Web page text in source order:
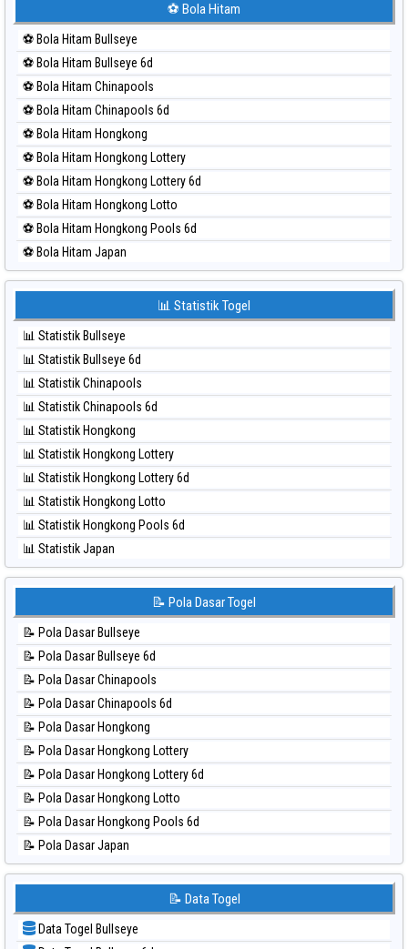
⚽ Bola Merah Kuda Lari
⚽ Bola Merah Magnum Cambodia
⚽ Bola Merah Nagoya
⚽ Bola Merah North Carolina Day
⚽ Bola Merah Pcso
⚽ Bola Merah Sao Paulo
⚽ Bola Merah Singapore
⚽ Bola Merah Sydney
⚽ Bola Merah Sydney Lottery
⚽ Bola Merah Sydney Lottery 6d
⚽ Bola Merah Sydney Lotto
⚽ Bola Merah Taiwan
⚽ Bola Hitam
⚽ Bola Hitam Bullseye
⚽ Bola Hitam Bullseye 6d
⚽ Bola Hitam Chinapools
⚽ Bola Hitam Chinapools 6d
⚽ Bola Hitam Hongkong
⚽ Bola Hitam Hongkong Lottery
⚽ Bola Hitam Hongkong Lottery 6d
⚽ Bola Hitam Hongkong Lotto
⚽ Bola Hitam Hongkong Pools 6d
⚽ Bola Hitam Japan
⚽ Bola Hitam Japan 6d
⚽ Bola Hitam Kuda Lari
⚽ Bola Hitam Magnum Cambodia
⚽ Bola Hitam Nagoya
⚽ Bola Hitam North Carolina Day
⚽ Bola Hitam Pcso
⚽ Bola Hitam Sao Paulo
⚽ Bola Hitam Singapore
⚽ Bola Hitam Sydney
⚽ Bola Hitam Sydney Lottery
⚽ Bola Hitam Sydney Lottery 6d
⚽ Bola Hitam Sydney Lotto
⚽ Bola Hitam Taiwan
📊 Statistik Togel
📊 Statistik Bullseye
📊 Statistik Bullseye 6d
📊 Statistik Chinapools
📊 Statistik Chinapools 6d
📊 Statistik Hongkong
📊 Statistik Hongkong Lottery
📊 Statistik Hongkong Lottery 6d
📊 Statistik Hongkong Lotto
📊 Statistik Hongkong Pools 6d
📊 Statistik Japan
📊 Statistik Japan 6d
📊 Statistik Kuda Lari
📊 Statistik Magnum Cambodia
📊 Statistik Nagoya
📊 Statistik New York Midday
📊 Statistik North Carolina Day
📊 Statistik Pcso
📊 Statistik Pennsylvania Day
📊 Statistik Sao Paulo
📊 Statistik Singapore
📊 Statistik Sydney
📊 Statistik Sydney Lottery
📊 Statistik Sydney Pools 6d
📝 Pola Dasar Togel
📝 Pola Dasar Bullseye
📝 Pola Dasar Bullseye 6d
📝 Pola Dasar Chinapools
📝 Pola Dasar Chinapools 6d
📝 Pola Dasar Hongkong
📝 Pola Dasar Hongkong Lottery
📝 Pola Dasar Hongkong Lottery 6d
📝 Pola Dasar Hongkong Lotto
📝 Pola Dasar Hongkong Pools 6d
📝 Pola Dasar Japan
📝 Pola Dasar Japan 6d
📝 Pola Dasar Kuda Lari
📝 Pola Dasar Magnum Cambodia
📝 Data Togel
Data Togel Bullseye